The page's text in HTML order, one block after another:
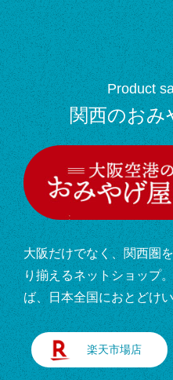
Product
関西のおみ
大阪だけでなく、関西圏
り揃えるネットショップ
ば、日本全国におとどけ
楽天市場店